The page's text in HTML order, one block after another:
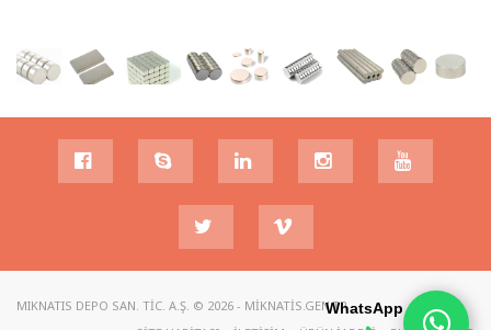
MIKNATIS DEPO SAN. TIC. A.Ş. © 2026 - MIKNATIS.GEN.TRWhatsApp